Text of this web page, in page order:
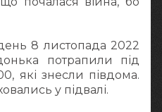
8 листопада 2022
потрапили під
які знесли півдома.
у підвалі.